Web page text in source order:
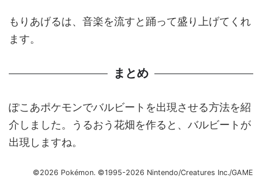
もりあげるは、音楽を流すと踊って盛り上げてくれ
ます。
まとめ
ぽこあポケモンでバルビートを出現させる方法を紹
介しました。うるおう花畑を作ると、バルビートが
出現しますね。
©2026 Pokémon. ©1995-2026 Nintendo/Creatures Inc./GAME